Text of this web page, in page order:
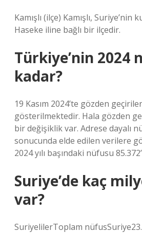
Kamışlı (ilçe) Kamışlı, Suriye’nin
Haseke iline bağlı bir ilçedir.
Türkiye’nin 2024
kadar?
19 Kasım 2024’te gözden
gösterilmektedir. Hala gözden
bir değişiklik var. Adrese dayalı
sonucunda elde edilen verilere
2024 yılı başındaki nüfusu
Suriye’de kaç
var?
SuriyelilerToplam